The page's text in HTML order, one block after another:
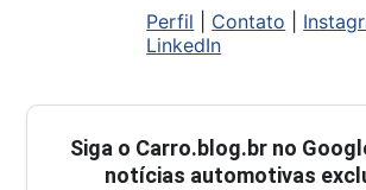
Perfil Contato
LinkedIn
Siga o Carro.blog.br no
notícias automotivas